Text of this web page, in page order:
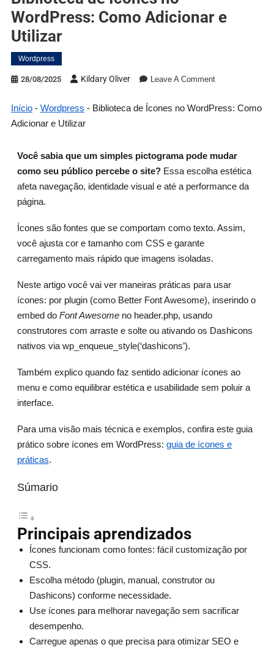
WordPress: Como Adicionar e
Utilizar
Wordpress
28/08/2025 Kildary Oliver Leave A Comment
Início- Wordpress - Biblioteca de Ícones no WordPress: Como
Adicionar e Utilizar
Você sabia que um simples pictograma pode mudar
como seu público percebe o site?Essa escolha estética
afeta navegação, identidade visual e até a performance da
página.
Ícones são fontes que se comportam como texto. Assim,
você ajusta cor e tamanho com CSS e garante
carregamento mais rápido que imagens isoladas.
Neste artigo você vai ver maneiras práticas para usar
ícones: por plugin (como Better Font Awesome), inserindo o
embed do Font Awesomeno header.php, usando
construtores com arraste e solte ou ativando os Dashicons
nativos via wp_enqueue_style(‘dashicons’).
Também explico quando faz sentido adicionar ícones ao
menu e como equilibrar estética e usabilidade sem poluir a
interface.
Para uma visão mais técnica e exemplos, confira este guia
prático sobre ícones em WordPress: guia de ícones e
práticas.
Súmario
Principais aprendizados
Ícones funcionam como fontes: fácil customização por
CSS.
Escolha método (plugin, manual, construtor ou
Dashicons) conforme necessidade.
Use ícones para melhorar navegação sem sacrificar
desempenho.
Carregue apenas o que precisa para otimizar SEO e